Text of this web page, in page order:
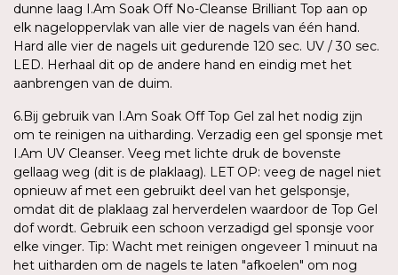
dunne laag I.Am Soak Off No-Cleanse Brilliant Top aan op
elk nageloppervlak van alle vier de nagels van één hand.
Hard alle vier de nagels uit gedurende 120 sec. UV / 30 sec.
LED. Herhaal dit op de andere hand en eindig met het
aanbrengen van de duim.
6.Bij gebruik van I.Am Soak Off Top Gel zal het nodig zijn
om te reinigen na uitharding. Verzadig een gel sponsje met
I.Am UV Cleanser. Veeg met lichte druk de bovenste
gellaag weg (dit is de plaklaag). LET OP: veeg de nagel niet
opnieuw af met een gebruikt deel van het gelsponsje,
omdat dit de plaklaag zal herverdelen waardoor de Top Gel
dof wordt. Gebruik een schoon verzadigd gel sponsje voor
elke vinger. Tip: Wacht met reinigen ongeveer 1 minuut na
het uitharden om de nagels te laten "afkoelen" om nog